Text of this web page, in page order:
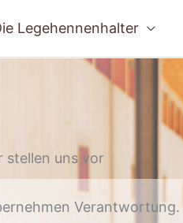
Legehennenhalter
Verantwortung.